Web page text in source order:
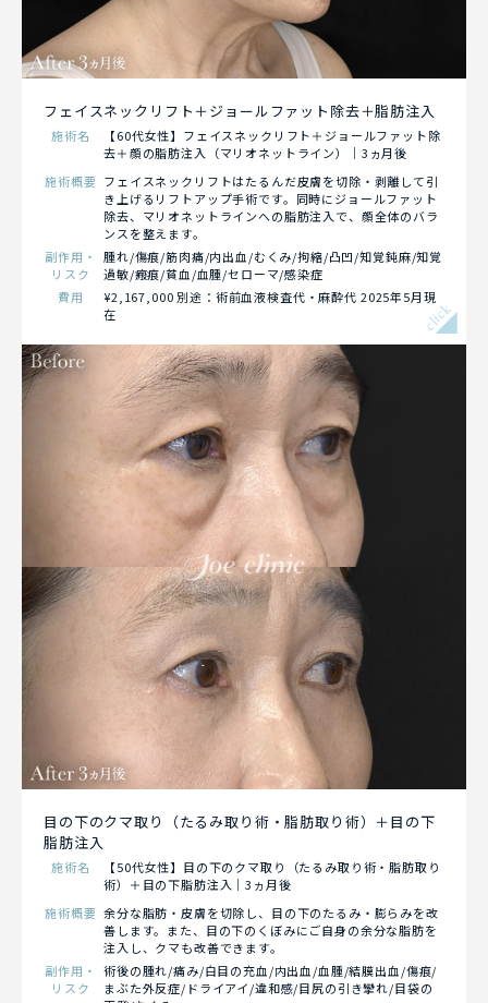
フェイスネックリフト＋ジョールファット除去＋脂肪注入
施術名
【60代女性】フェイスネックリフト＋ジョールファット除
去＋顔の脂肪注入（マリオネットライン）｜3ヵ月後
施術概要 フェイスネックリフトはたるんだ皮膚を切除・剥離して引
き上げるリフトアップ手術です。同時にジョールファット
除去、マリオネットラインへの脂肪注入で、顔全体のバラ
ンスを整えます。
副作用・
リスク
腫れ/傷痕/筋肉痛/内出血/むくみ/拘縮/凸凹/知覚鈍麻/知覚
過敏/瘢痕/貧血/血腫/セローマ/感染症
費用
¥2,167,000 別途：術前血液検査代・麻酔代 2025年5月現
在
click
目の下のクマ取り（たるみ取り術・脂肪取り術）＋目の下
脂肪注入
施術名
【50代女性】目の下のクマ取り（たるみ取り術・脂肪取り
術）＋目の下脂肪注入｜3ヵ月後
施術概要 余分な脂肪・皮膚を切除し、目の下のたるみ・膨らみを改
善します。また、目の下のくぼみにご自身の余分な脂肪を
注入し、クマも改善できます。
副作用・
リスク
術後の腫れ/痛み/白目の充血/内出血/血腫/結膜出血/傷痕/
まぶた外反症/ドライアイ/違和感/目尻の引き攣れ/目袋の